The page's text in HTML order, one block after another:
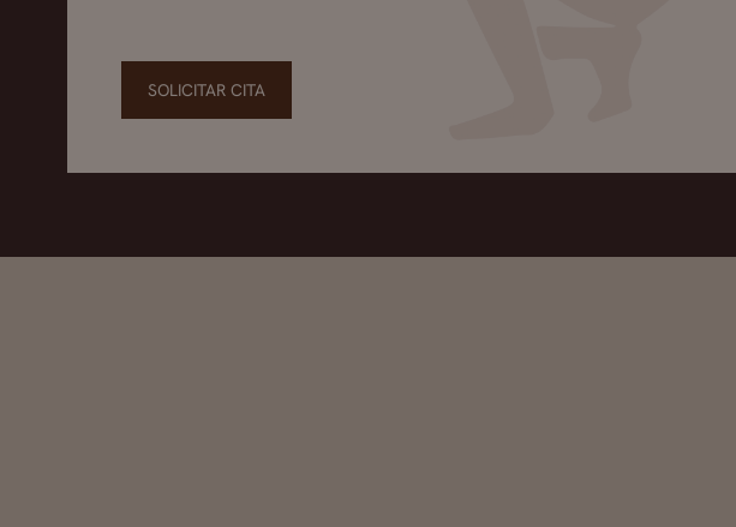
SOLICITAR CITA